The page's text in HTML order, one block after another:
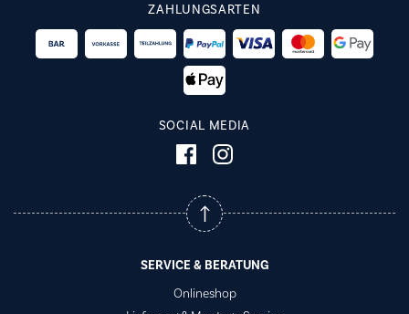
ZAHLUNGSARTEN
SOCIAL MEDIA
SERVICE & BERATUNG
Onlineshop